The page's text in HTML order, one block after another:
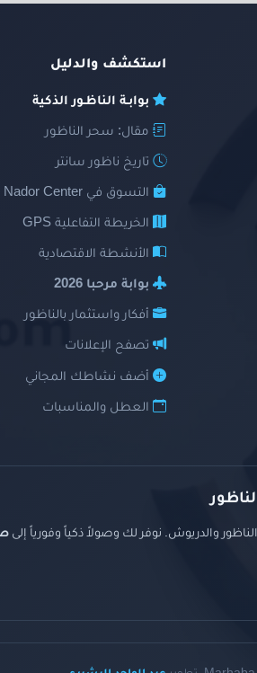
استكشف والدليل
بوابـة الناظـور الذكية
مقال: سحر الناظور
تاريخ ناظور سانتر
التسوق في Nador Center
الخريطة التفاعلية GPS
الأنشطة الاقتصادية
بوابة مرحبا 2026
أفكار واستثمار بالناظور
تصفح الإعلانات
أضف نشاطك المجاني
العطل والمناسبات
والدريوش. نوفر لك وصولاً ذكياً وفورياً إلى